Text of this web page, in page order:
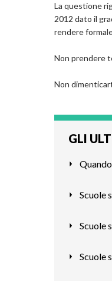
La questione
2012 dato il
rendere
Non prendere
Non
GLI
Scuole
Scuole
Scuole